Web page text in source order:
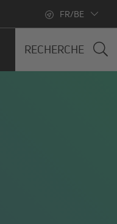
FR/BE
RECHERCHE